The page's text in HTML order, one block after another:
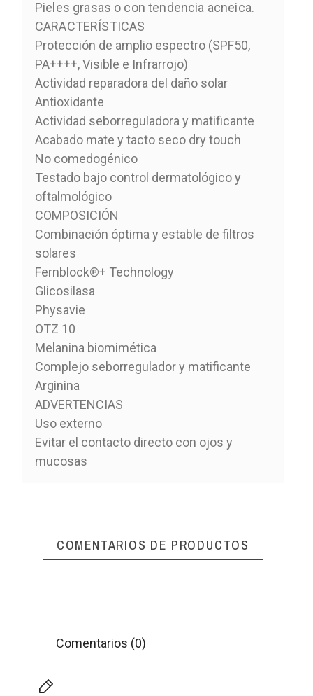
Pieles grasas o con tendencia acneica.
CARACTERÍSTICAS
Protección de amplio espectro (SPF50,
PA++++, Visible e Infrarrojo)
Actividad reparadora del daño solar
Antioxidante
Actividad seborreguladora y matificante
Acabado mate y tacto seco dry touch
No comedogénico
Testado bajo control dermatológico y
oftalmológico
COMPOSICIÓN
Combinación óptima y estable de filtros
solares
Fernblock®+ Technology
Glicosilasa
Physavie
OTZ 10
Melanina biomimética
Complejo seborregulador y matificante
Arginina
ADVERTENCIAS
Uso externo
Evitar el contacto directo con ojos y
mucosas
COMENTARIOS DE PRODUCTOS
Comentarios (0)